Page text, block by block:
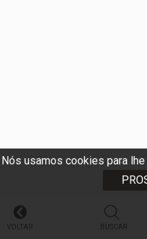
Nós usamos cookies para
VOLTAR BUSCAR